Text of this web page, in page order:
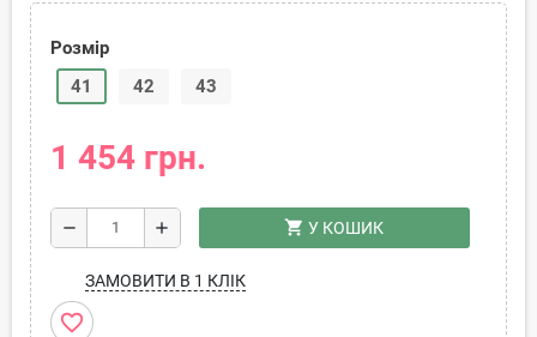
Розмір
41
42 43
1 454 грн.
remove add shopping_cart У КОШИК
ЗАМОВИТИ В 1 КЛІК
favorite_border